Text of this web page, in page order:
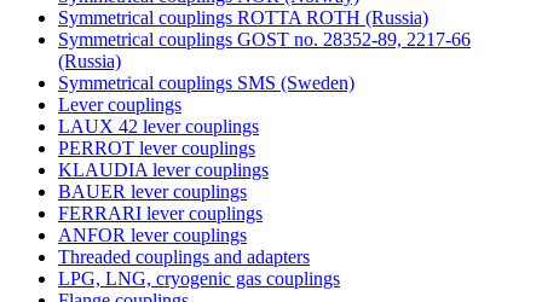
Symmetrical couplings ROTTA ROTH (Russia)
Symmetrical couplings GOST no. 28352-89, 2217-66
(Russia)
Symmetrical couplings SMS (Sweden)
Lever couplings
LAUX 42 lever couplings
PERROT lever couplings
KLAUDIA lever couplings
BAUER lever couplings
FERRARI lever couplings
ANFOR lever couplings
Threaded couplings and adapters
LPG, LNG, cryogenic gas couplings